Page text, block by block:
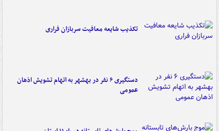
تکذیب شایعه معافیت سربازان فراری
دستگیری ۶ نفر در بهشهر به اتهام تشویش اذهان
عمومی